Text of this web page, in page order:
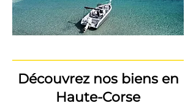
Découvrez nos biens en
Haute-Corse